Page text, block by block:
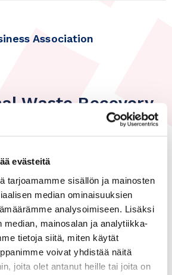
evästeitä
tarjoamamme sisällön ja mainosten
median ominaisuuksien
analysoimiseen. Lisäksi
median, mainosalan ja analytiikka-
tietoja siitä, miten käytät
voivat yhdistää näitä
joita olet antanut heille tai joita on
Association
Waste Recovery
Exhibition,
Algiers
of Commerce and
in collaboration with the
Exports Company (SAFEX)
Agency for Waste” (AND) , is
to 11th October 2018, the
of the “International Waste